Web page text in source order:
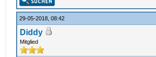
29-05-2018, 08:42
Diddy
Mitglied